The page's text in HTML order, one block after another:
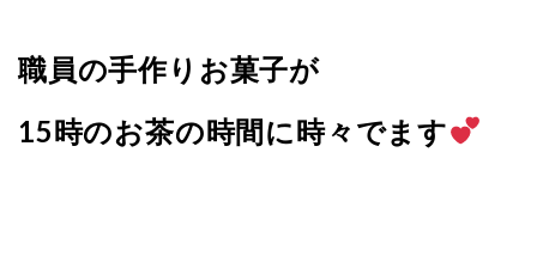
職員の手作りお菓子が
15時のお茶の時間に時々でます